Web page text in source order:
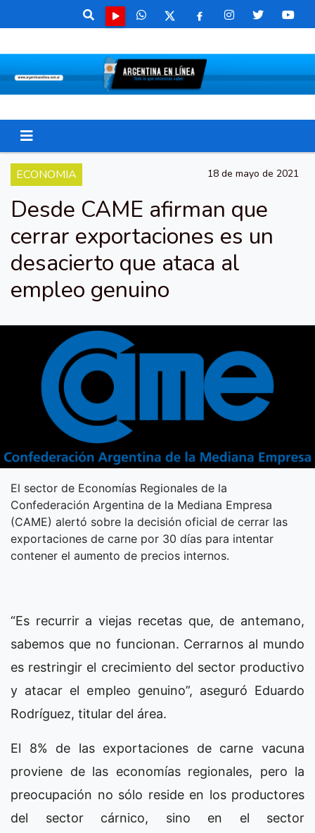
ECONOMIA 18 de mayo de 2021
Desde CAME afirman que
cerrar exportaciones es un
desacierto que ataca al
empleo genuino
El sector de Economías Regionales de la
Confederación Argentina de la Mediana Empresa
(CAME) alertó sobre la decisión oficial de cerrar las
exportaciones de carne por 30 días para intentar
contener el aumento de precios internos.
“Es recurrir a viejas recetas que, de antemano,
sabemos que no funcionan. Cerrarnos al mundo
es restringir el crecimiento del sector productivo
y atacar el empleo genuino”, aseguró Eduardo
Rodríguez, titular del área.
El 8% de las exportaciones de carne vacuna
proviene de las economías regionales, pero la
preocupación no sólo reside en los productores
del sector cárnico, sino en el sector